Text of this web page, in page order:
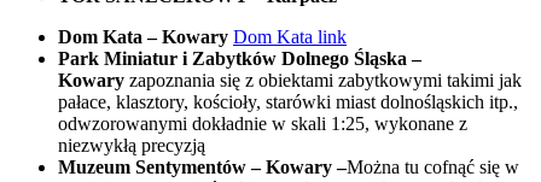
Dom Kata – Kowary Dom Kata link
Park Miniatur i Zabytków Dolnego Śląska –
Kowary zapoznania się z obiektami zabytkowymi takimi jak
pałace, klasztory, kościoły, starówki miast dolnośląskich itp.,
odwzorowanymi dokładnie w skali 1:25, wykonane z
niezwykłą precyzją
Muzeum Sentymentów – Kowary –Można tu cofnąć się w